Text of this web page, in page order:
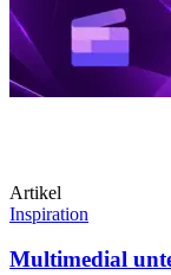
Artikel
Inspiration
Multimedial